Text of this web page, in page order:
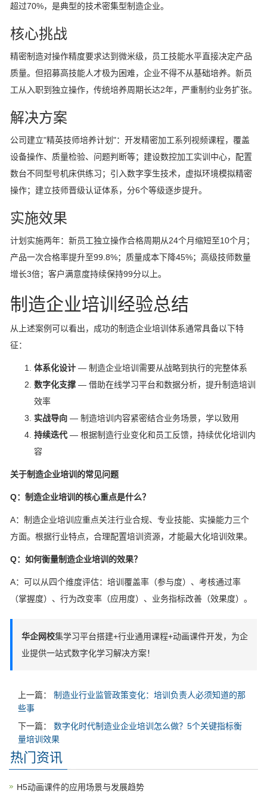
超过70%，是典型的技术密集型制造企业。
核心挑战
精密制造对操作精度要求达到微米级，员工技能水平直接决定产品
质量。但招募高技能人才极为困难，企业不得不从基础培养。新员
工从入职到独立操作，传统培养周期长达2年，严重制约业务扩张。
解决方案
公司建立"精英技师培养计划"：开发精密加工系列视频课程，覆盖
设备操作、质量检验、问题判断等；建设数控加工实训中心，配置
数台不同型号机床供练习；引入数字孪生技术，虚拟环境模拟精密
操作；建立技师晋级认证体系，分6个等级逐步提升。
实施效果
计划实施两年：新员工独立操作合格周期从24个月缩短至10个月；
产品一次合格率提升至99.8%；质量成本下降45%；高级技师数量
增长3倍；客户满意度持续保持99分以上。
制造企业培训经验总结
从上述案例可以看出，成功的制造企业培训体系通常具备以下特
征：
体系化设计 — 制造企业培训需要从战略到执行的完整体系
数字化支撑 — 借助在线学习平台和数据分析，提升制造培训
效率
实战导向 — 制造培训内容紧密结合业务场景，学以致用
持续迭代— 根据制造行业变化和员工反馈，持续优化培训内
容
关于制造企业培训的常见问题
Q：制造企业培训的核心重点是什么？
A：制造企业培训应重点关注行业合规、专业技能、实操能力三个
方面。根据行业特点，合理配置培训资源，才能最大化培训效果。
Q：如何衡量制造企业培训的效果？
A：可以从四个维度评估：培训覆盖率（参与度）、考核通过率
（掌握度）、行为改变率（应用度）、业务指标改善（效果度）。
华企网校集学习平台搭建+行业通用课程+动画课件开发，为企
业提供一站式数字化学习解决方案！
上一篇： 制造业行业监管政策变化：培训负责人必须知道的那
些事
下一篇： 数字化时代制造业企业培训怎么做？5个关键指标衡
量培训效果
热门资讯
H5动画课件的应用场景与发展趋势